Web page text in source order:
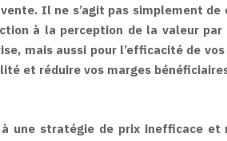
Il ne s’agit pas simplement de
à la perception de la valeur par
mais aussi pour l’efficacité de vos
et réduire vos marges
stratégie de prix inefficace et